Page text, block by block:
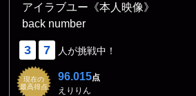
アイラブユー《本人映像》
back number
3 7 人が挑戦中！
現在の
最高得点
96.015点
えりりん